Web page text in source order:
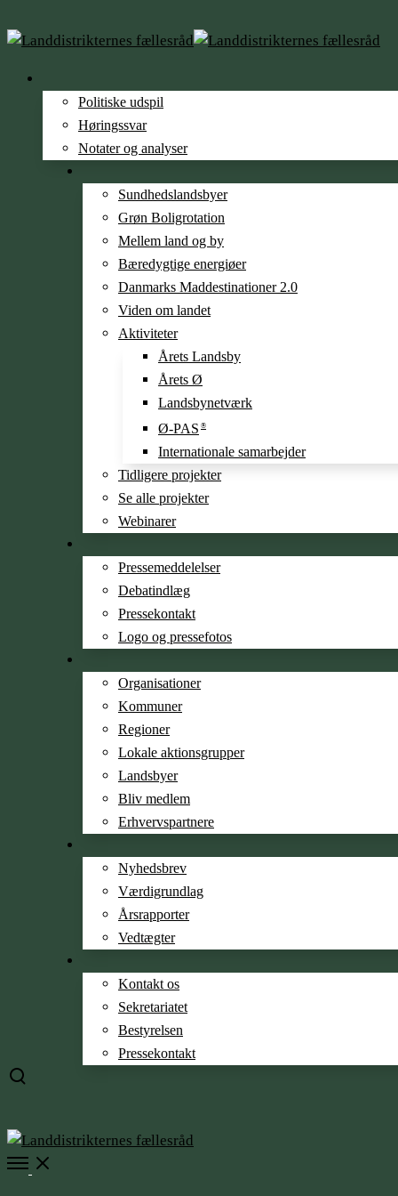
Politiske udspil
Høringssvar
Notater og analyser
Sundheds­­landsbyer
Grøn Boligrotation
Mellem land og by
Bæredygtige energiøer
Danmarks Maddestinationer 2.0
Viden om landet
Aktiviteter
Årets Landsby
Årets Ø
Landsbynetværk
Ø-PAS ®
Internationale samarbejder
Tidligere projekter
Se alle projekter
Webinarer
Pressemeddelelser
Debatindlæg
Pressekontakt
Logo og pressefotos
Organisa­­tioner
Kommuner
Regioner
Lokale aktionsgrupper
Landsbyer
Bliv medlem
Erhvervspartnere
Nyhedsbrev
Værdigrundlag
Årsrapporter
Vedtægter
Kontakt os
Sekretariatet
Bestyrelsen
Pressekontakt
Toggle
Open